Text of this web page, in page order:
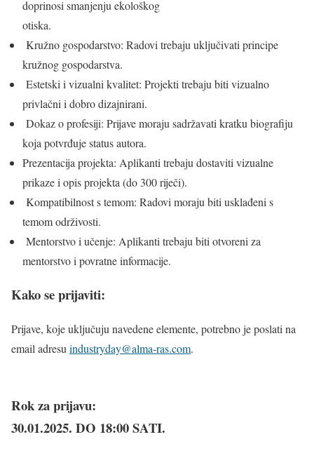
doprinosi smanjenju ekološkog
otiska.
Kružno gospodarstvo: Radovi trebaju uključivati principe
kružnog gospodarstva.
Estetski i vizualni kvalitet: Projekti trebaju biti vizualno
privlačni i dobro dizajnirani.
Dokaz o profesiji: Prijave moraju sadržavati kratku biografiju
koja potvrđuje status autora.
Prezentacija projekta: Aplikanti trebaju dostaviti vizualne
prikaze i opis projekta (do 300 riječi).
Kompatibilnost s temom: Radovi moraju biti usklađeni s
temom održivosti.
Mentorstvo i učenje: Aplikanti trebaju biti otvoreni za
mentorstvo i povratne informacije.
Kako se prijaviti:
Prijave, koje uključuju navedene elemente, potrebno je poslati na
email adresu industryday@alma-ras.com.
Rok za prijavu:
30.01.2025. DO 18:00 SATI.